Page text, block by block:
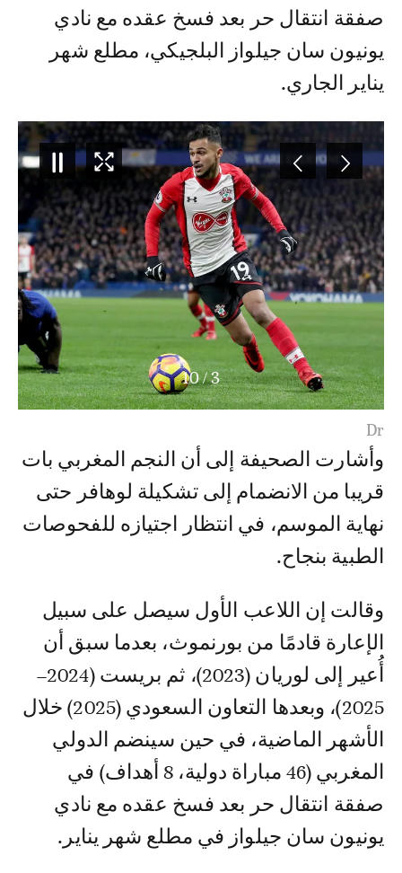
صفقة انتقال حر بعد فسخ عقده مع نادي
يونيون سان جيلواز البلجيكي، مطلع شهر
يناير الجاري.
3
/
10
Dr
وأشارت الصحيفة إلى أن النجم المغربي بات
قريبا من الانضمام إلى تشكيلة لوهافر حتى
نهاية الموسم، في انتظار اجتيازه للفحوصات
الطبية بنجاح.
وقالت إن اللاعب الأول سيصل على سبيل
الإعارة قادمًا من بورنموث، بعدما سبق أن
أُعير إلى لوريان (2023)، ثم بريست (2024–
2025)، وبعدها التعاون السعودي (2025) خلال
الأشهر الماضية، في حين سينضم الدولي
المغربي (46 مباراة دولية، 8 أهداف) في
صفقة انتقال حر بعد فسخ عقده مع نادي
يونيون سان جيلواز في مطلع شهر يناير.